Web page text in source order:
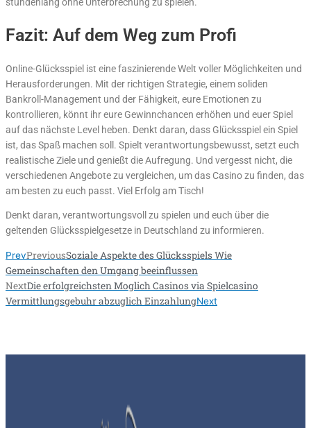
Fazit: Auf dem Weg zum Profi
Online-Glücksspiel ist eine faszinierende Welt voller Möglichkeiten und
Herausforderungen. Mit der richtigen Strategie, einem soliden
Bankroll-Management und der Fähigkeit, eure Emotionen zu
kontrollieren, könnt ihr eure Gewinnchancen erhöhen und euer Spiel
auf das nächste Level heben. Denkt daran, dass Glücksspiel ein Spiel
ist, das Spaß machen soll. Spielt verantwortungsbewusst, setzt euch
realistische Ziele und genießt die Aufregung. Und vergesst nicht, die
verschiedenen Angebote zu vergleichen, um das Casino zu finden, das
am besten zu euch passt. Viel Erfolg am Tisch!
Denkt daran, verantwortungsvoll zu spielen und euch über die
geltenden Glücksspielgesetze in Deutschland zu informieren.
PrevPreviousSoziale Aspekte des Glücksspiels Wie
Gemeinschaften den Umgang beeinflussen
NextDie erfolgreichsten Moglich Casinos via Spielcasino
Vermittlungsgebuhr abzuglich EinzahlungNext